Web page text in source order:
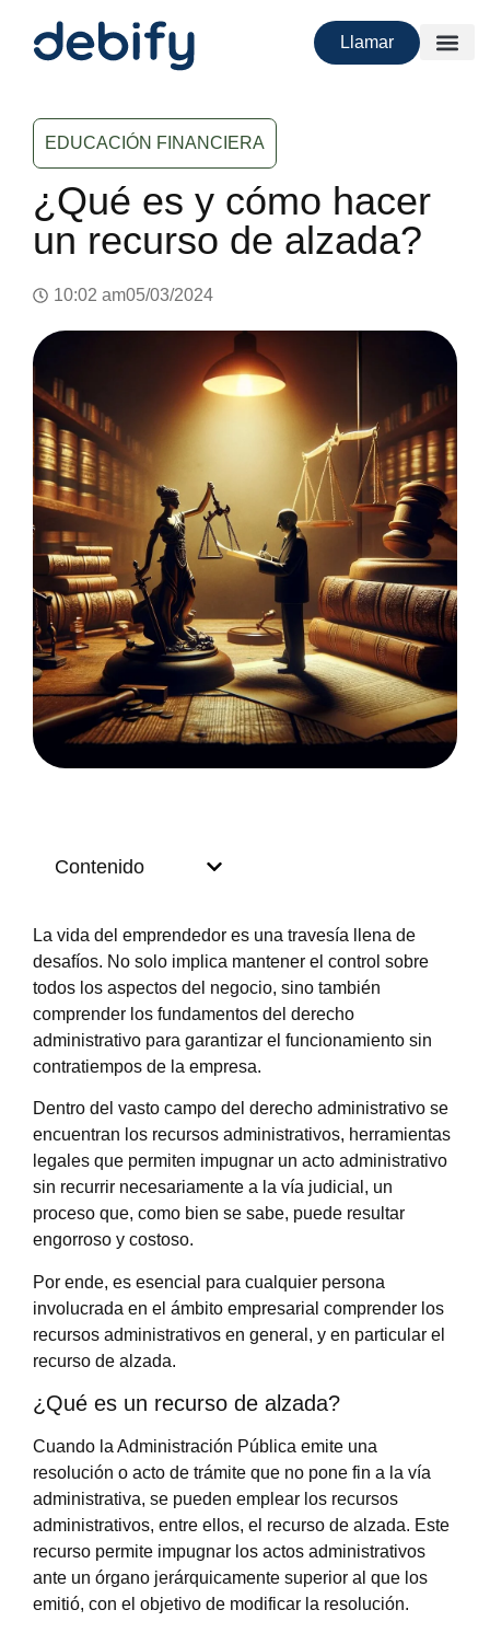
Llamar
EDUCACIÓN FINANCIERA
¿Qué es y cómo hacer
un recurso de alzada?
10:02 am05/03/2024
Contenido
La vida del emprendedor es una travesía llena de
desafíos. No solo implica mantener el control sobre
todos los aspectos del negocio, sino también
comprender los fundamentos del derecho
administrativo para garantizar el funcionamiento sin
contratiempos de la empresa.
Dentro del vasto campo del derecho administrativo se
encuentran los recursos administrativos, herramientas
legales que permiten impugnar un acto administrativo
sin recurrir necesariamente a la vía judicial, un
proceso que, como bien se sabe, puede resultar
engorroso y costoso.
Por ende, es esencial para cualquier persona
involucrada en el ámbito empresarial comprender los
recursos administrativos en general, y en particular el
recurso de alzada.
¿Qué es un recurso de alzada?
Cuando la Administración Pública emite una
resolución o acto de trámite que no pone fin a la vía
administrativa, se pueden emplear los recursos
administrativos, entre ellos, el recurso de alzada. Este
recurso permite impugnar los actos administrativos
ante un órgano jerárquicamente superior al que los
emitió, con el objetivo de modificar la resolución.